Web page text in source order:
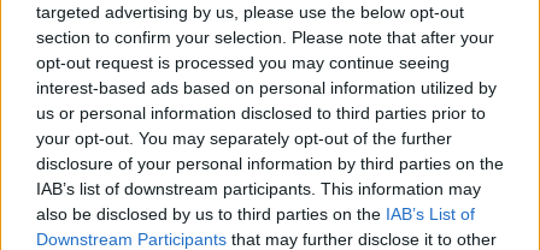
targeted advertising by us, please use the below opt-out
section to confirm your selection. Please note that after your
opt-out request is processed you may continue seeing
interest-based ads based on personal information utilized by
us or personal information disclosed to third parties prior to
your opt-out. You may separately opt-out of the further
disclosure of your personal information by third parties on the
IAB’s list of downstream participants. This information may
also be disclosed by us to third parties on the IAB’s List of
Downstream Participants that may further disclose it to other
Posible alineación: Bono – Jesús Navas, Gudelj,
Fernando, Acuña – Delaney, Rakitic (Oliver Torres), Joan
Jordán, Papu Gómez – En-Nesyri (Rafa Mir), Corona
(Munir).
Estos jugadores son baja : Lamela (hombro), Suso
(tobillo), Rekik (lesión muscular), Koundé (sanción),
Ocampos (sanción).